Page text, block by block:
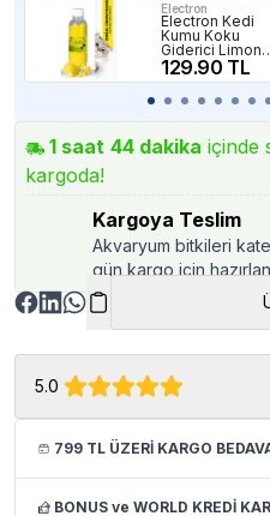
Electron
Electron Kedi
Kumu Koku
Giderici Limon
Kokulu 250ml
129.90 TL
1 saat 44 dakika içinde
kargoda!
Kargoya Teslim
Akvaryum bitkileri
gün kargo için
5.0
799 TL ÜZERİ KARGO
BONUS ve WORLD KREDİ